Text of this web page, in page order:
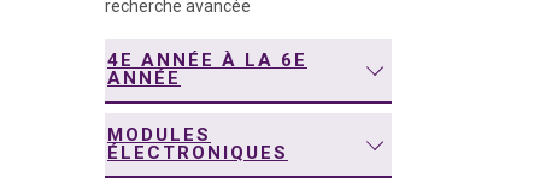
recherche avancée
4E ANNÉE À LA 6E
ANNÉE
MODULES
ÉLECTRONIQUES